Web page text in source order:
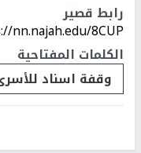
رابط قصير
nn.najah.edu/8CUP/
الكلمات المفتاحية
وقفة اسناد